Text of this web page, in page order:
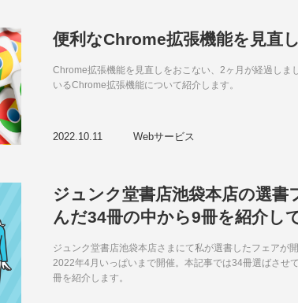
便利なChrome拡張機能を見直
Chrome拡張機能を見直しをおこない、2ヶ月が経過しま
いるChrome拡張機能について紹介します。
2022.10.11 Webサービス
ジュンク堂書店池袋本店の選書
んだ34冊の中から9冊を紹介し
ジュンク堂書店池袋本店さまにて私が選書したフェアが
2022年4月いっぱいまで開催。本記事では34冊選ばさせ
冊を紹介します。